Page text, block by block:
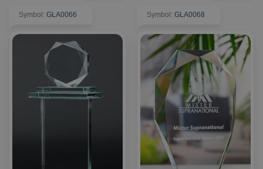
Symbol: GLA0066 Symbol: GLA0068